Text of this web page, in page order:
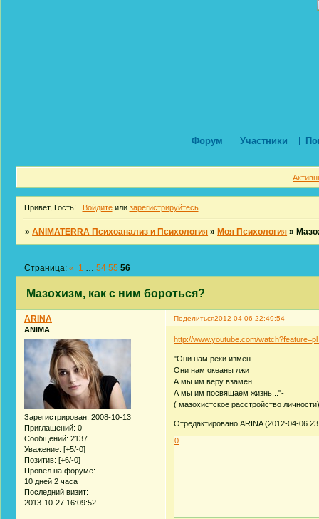
Форум Участники
Привет, Гость! Войдитеили зарегистрируйтесь.
»ANIMATERRA Психоанализ и Психология » Моя Психология »
Мазохизм, как с ним бороться?
Страница:« 1 54 55 56
Поделиться2012-04-06 22:49:54
ARINA
ANIMA
Зарегистрирован: 2008-10-13
Приглашений: 0
Сообщений: 2137
Уважение: [+5/-0]
Позитив: [+6/-0]
Провел на форуме:
10 дней 2 часа
Последний визит:
2013-10-27 16:09:52
http://www.youtube.com/
"Они нам реки измен
Они нам океаны лжи
А мы им веру взамен
А мы им посвящаем жизнь..."-
( мазохистское расстройство
Отредактировано ARINA (2012-04-06
0